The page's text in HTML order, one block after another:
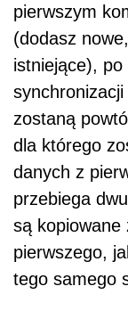
pierwszym
(dodasz
istniejące),
zostaną
dla którego
danych z
przebiega
są kopiowane
pierwszego,
tego samego